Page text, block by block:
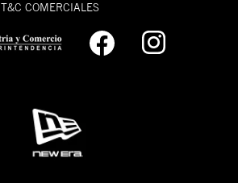
T&C COMERCIALES